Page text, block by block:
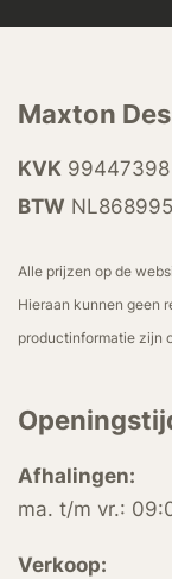
Maxton
KVK 99447398
BTW
Alle prijzen op de
Hieraan kunnen geen
productinformatie zijn
Afhalingen:
ma. t/m vr.:
Verkoop: